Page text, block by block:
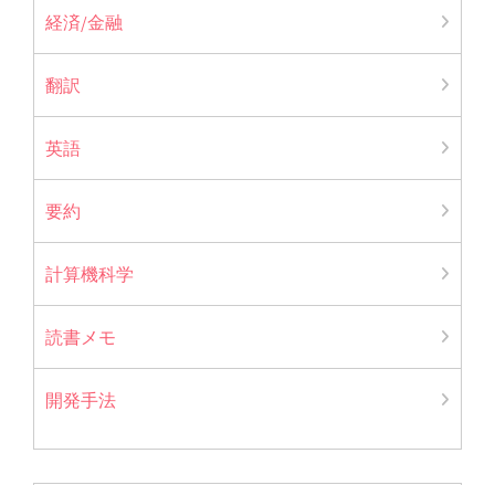
経済/金融
翻訳
英語
要約
計算機科学
読書メモ
開発手法